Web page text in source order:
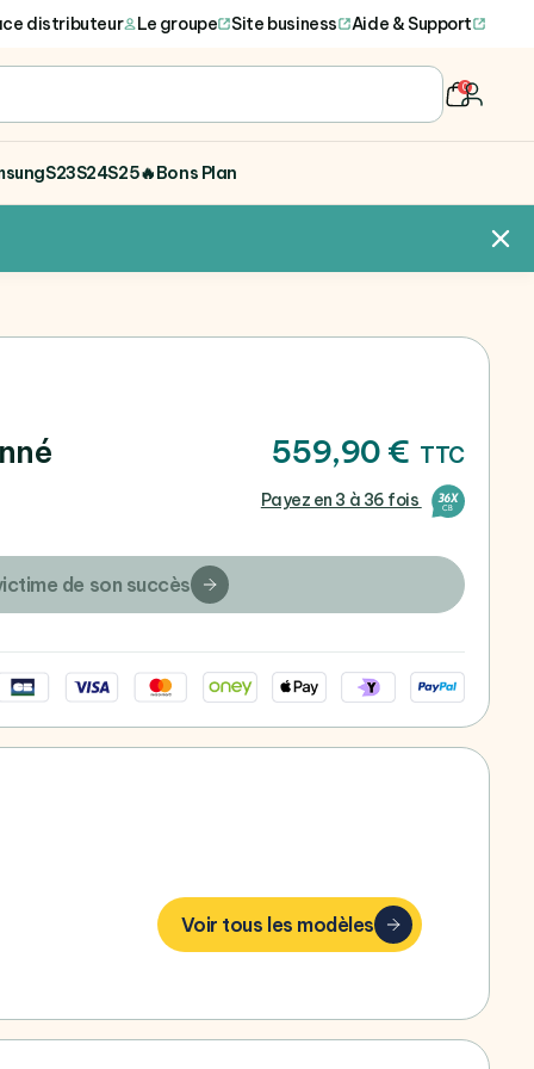
distributeur Le groupe Site business Aide & Support
0
user
S23S24S25🔥Bons Plan
559,90 € TTC
Payez en 3 à 36 fois
de son succès
Voir tous les modèles